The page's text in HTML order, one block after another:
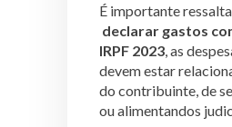
É importante
declarar gastos
IRPF 2023, as
devem estar
do contribuinte, de
ou alimentandos